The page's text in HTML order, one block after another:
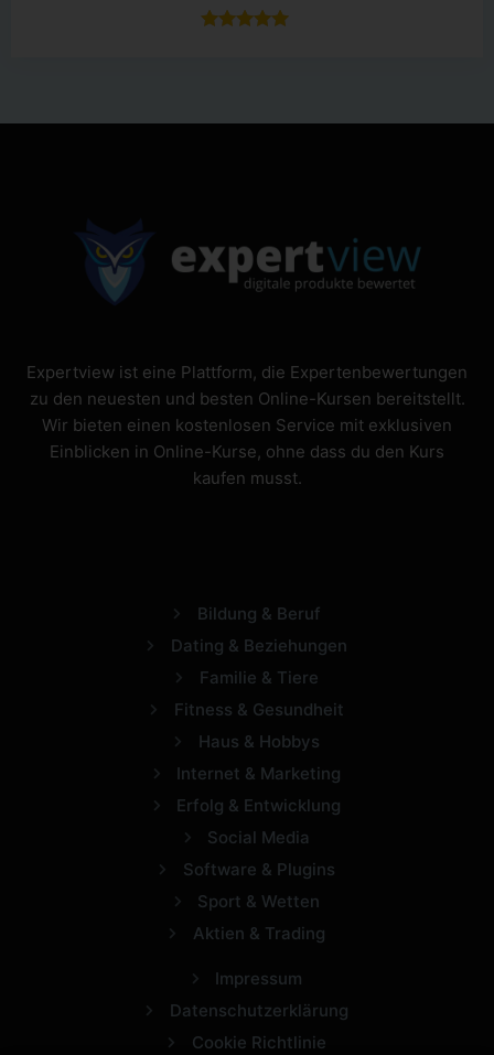
Expertview ist eine Plattform, die Expertenbewertungen
zu den neuesten und besten Online-Kursen bereitstellt.
Wir bieten einen kostenlosen Service mit exklusiven
Einblicken in Online-Kurse, ohne dass du den Kurs
kaufen musst.
Bildung & Beruf
Dating & Beziehungen
Familie & Tiere
Fitness & Gesundheit
Haus & Hobbys
Internet & Marketing
Erfolg & Entwicklung
Social Media
Software & Plugins
Sport & Wetten
Aktien & Trading
Impressum
Datenschutzerklärung
Cookie Richtlinie